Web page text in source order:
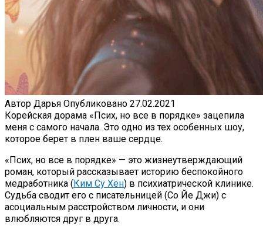
Автор Дарья Опубликовано 27.02.2021
Корейская дорама «Псих, но все в порядке» зацепила
меня с самого начала. Это одно из тех особенных шоу,
которое берет в плен ваше сердце.
«Псих, но все в порядке» — это жизнеутверждающий
роман, который рассказывает историю беспокойного
медработника (Ким Су Хён) в психиатрической клинике.
Судьба сводит его с писательницей (Со Йе Джи) с
асоциальным расстройством личности, и они
влюбляются друг в друга.